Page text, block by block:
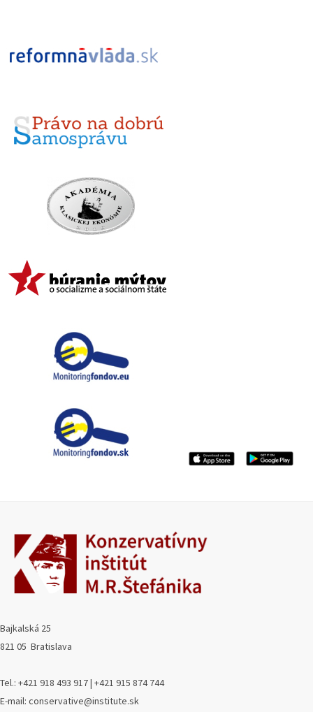
Bajkalská 25
821 05 Bratislava
Tel.: +421 918 493 917 | +421 915 874 744
E-mail: conservative@institute.sk